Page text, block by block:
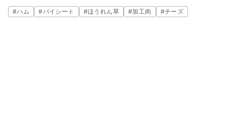
つまみにもおすすめです。ぜひお試しくださいね。
#ハム #パイシート #ほうれん草 #加工肉 #チーズ